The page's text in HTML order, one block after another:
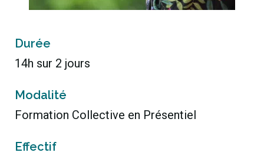
Durée
14h sur 2 jours
Modalité
Formation Collective en Présentiel
Effectif